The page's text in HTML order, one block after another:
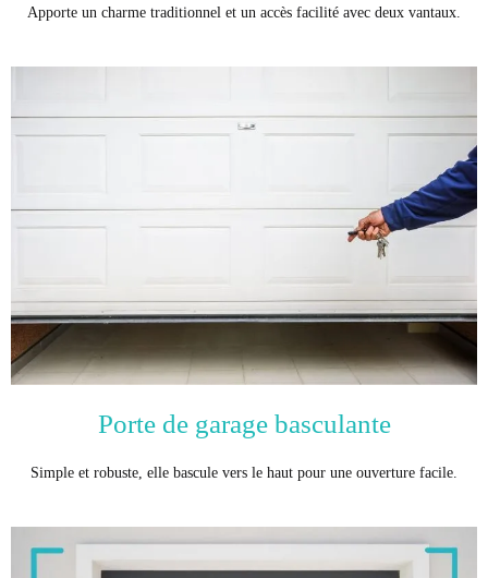
Apporte un charme traditionnel et un accès facilité avec deux vantaux.
Porte de garage basculante
Simple et robuste, elle bascule vers le haut pour une ouverture facile.